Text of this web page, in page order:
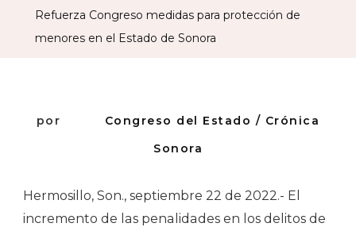
El
Refuerza Congreso medidas para protección de
menores en el Estado de Sonora
por
Congreso del Estado / Crónica
Sonora
Hermosillo, Son., septiembre 22 de 2022.- El
incremento de las penalidades en los delitos de